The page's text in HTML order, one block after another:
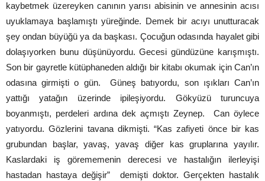
kaybetmek üzereyken canının yarısı abisinin ve annesinin acısı
uyuklamaya başlamıştı yüreğinde. Demek bir acıyı unutturacak
şey ondan büyüğü ya da başkası. Çocuğun odasında hayalet gibi
dolaşıyorken bunu düşünüyordu. Gecesi gündüzüne karışmıştı.
Son bir gayretle kütüphaneden aldığı bir kitabı okumak için Can’ın
odasına girmişti o gün. Güneş batıyordu, son ışıkları Can’ın
yattığı yatağın üzerinde ipileşiyordu. Gökyüzü turuncuya
boyanmıştı, perdeleri ardına dek açmıştı Zeynep. Can öylece
yatıyordu. Gözlerini tavana dikmişti. “Kas zafiyeti önce bir kas
grubundan başlar, yavaş, yavaş diğer kas gruplarına yayılır.
Kaslardaki iş görememenin derecesi ve hastalığın ilerleyişi
hastadan hastaya değişir” demişti doktor. Gerçekten hastalık